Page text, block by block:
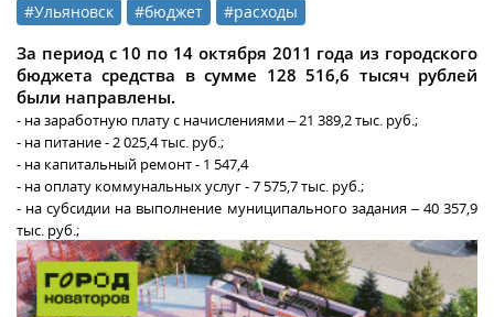
#Ульяновск #бюджет #расходы
За период с 10 по 14 октября 2011 года из городского
бюджета средства в сумме 128 516,6 тысяч рублей
были направлены.
- на заработную плату с начислениями – 21 389,2 тыс. руб.;
- на питание - 2 025,4 тыс. руб.;
- на капитальный ремонт - 1 547,4
- на оплату коммунальных услуг - 7 575,7 тыс. руб.;
- на субсидии на выполнение муниципального задания – 40 357,9
тыс. руб.;